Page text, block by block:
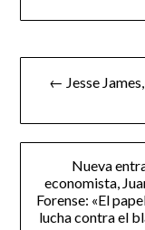
Navegación
entradas
← Jesse
Nueva
economista,
Forense: «El
lucha contra el